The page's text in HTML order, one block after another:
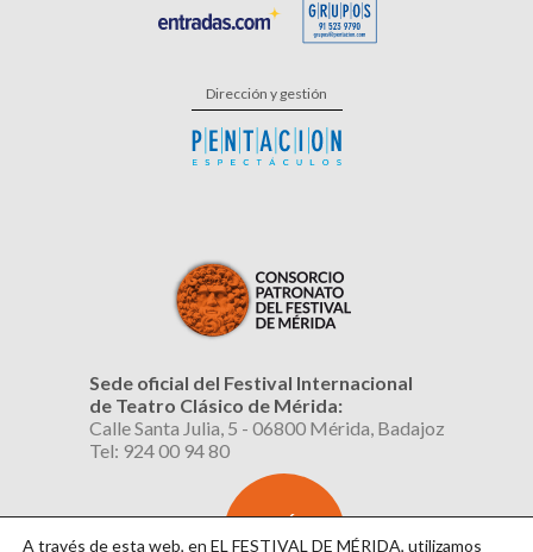
Dirección y gestión
Sede oficial del Festival Internacional
de Teatro Clásico de Mérida:
Calle Santa Julia, 5 - 06800 Mérida, Badajoz
Tel: 924 00 94 80
SUSCRÍBETE
AL BOLETÍN
A través de esta web, en EL FESTIVAL DE MÉRIDA, utilizamos